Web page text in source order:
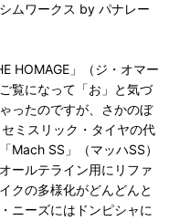
ムワークス by パナレー
HOMAGE」（ジ・オマー
覧になって「お」と気づ
ったのですが、さかのぼ
ミスリック・タイヤの代
Mach SS」（マッハSS）
ールテライン用にリファ
クの多様化がどんどんと
ニーズにはドンピシャに